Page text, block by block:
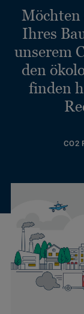
Möchten
Ihres
unserem
den
finden
CO2